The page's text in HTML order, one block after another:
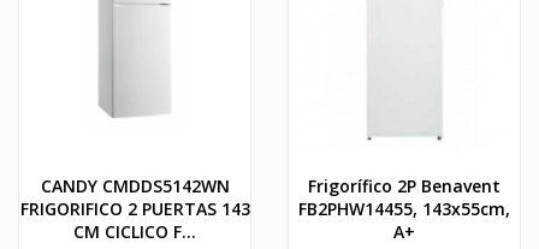
CANDY CMDDS5142WN
FRIGORIFICO 2 PUERTAS 143
CM CICLICO F...
Frigorífico 2P Benavent
FB2PHW14455, 143x55cm,
A+